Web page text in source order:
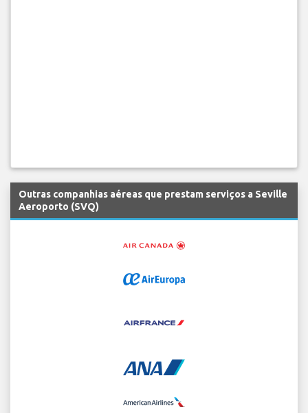
Outras companhias aéreas que prestam serviços a Seville
Aeroporto (SVQ)